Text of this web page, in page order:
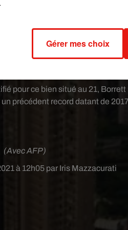
à 12h05 par Iris Mazzacurati
plus haut niveau depuis 16 ans.
extravagante concentration de
morceaux de carton sur des
super-riches de Hong Kong ne
pour ce bien situé au 21,
précédent record datant de
(Avec AFP)
Gérer mes choix